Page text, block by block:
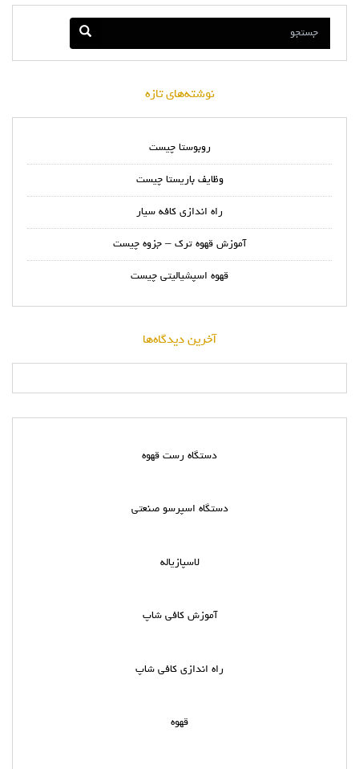
نوشته‌های تازه
روبوستا چیست
وظایف باریستا چیست
راه اندازی کافه سیار
آموزش قهوه ترک – جزوه چیست
قهوه اسپشیالیتی چیست
آخرین دیدگاه‌ها
دستگاه رست قهوه
دستگاه اسپرسو صنعتی
لاسپازیاله
آموزش کافی شاپ
راه اندازی کافی شاپ
قهوه